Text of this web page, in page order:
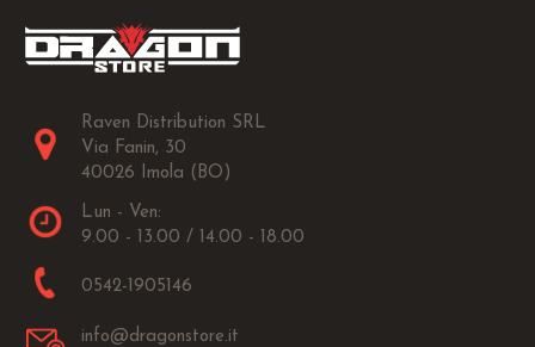
Raven Distribution SRL
Via Fanin, 30
40026 Imola (BO)
Lun - Ven:
9.00 - 13.00 / 14.00 - 18.00
0542-1905146
info@dragonstore.it